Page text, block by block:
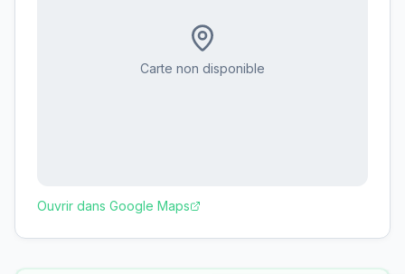
Carte non disponible
Ouvrir dans Google Maps